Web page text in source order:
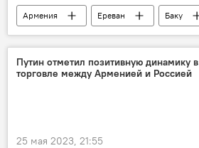
Армения Ереван
Баку
Владимир Путин
Политика
Путин отметил позитивную динамику в
торговле между Арменией и Россией
25 мая 2023, 21:55